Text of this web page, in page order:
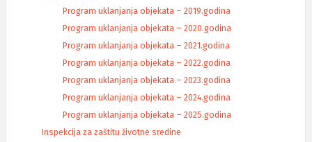
Program uklanjanja objekata – 2019.godina
Program uklanjanja objekata – 2020.godina
Program uklanjanja objekata – 2021.godina
Program uklanjanja objekata – 2022.godina
Program uklanjanja objekata – 2023.godina
Program uklanjanja objekata – 2024.godina
Program uklanjanja objekata – 2025.godina
Inspekcija za zaštitu životne sredine